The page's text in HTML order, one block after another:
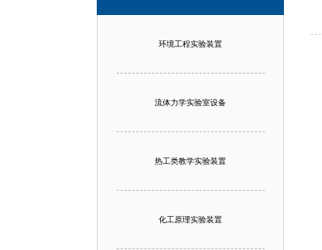
环境工程实验装置
流体力学实验室设备
热工类教学实验装置
化工原理实验装置